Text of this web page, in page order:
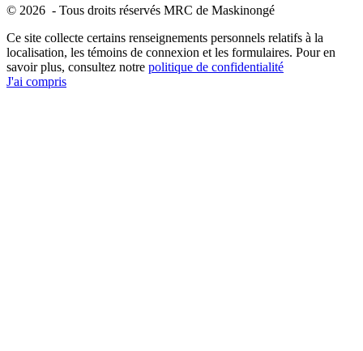
© 2026 - Tous droits réservés MRC de Maskinongé
Ce site collecte certains renseignements personnels relatifs à la
localisation, les témoins de connexion et les formulaires. Pour en
savoir plus, consultez notre politique de confidentialité
J'ai compris